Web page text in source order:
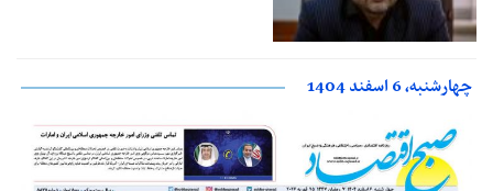
چهارشنبه، 6 اسفند 1404